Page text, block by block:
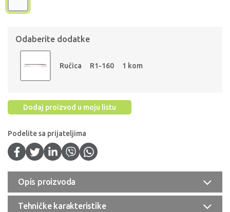
Odaberite dodatke
Ručica R1-160 1 kom
Dodaj proizvod u moju listu
Podelite sa prijateljima
Opis proizvoda
Tehničke karakteristike